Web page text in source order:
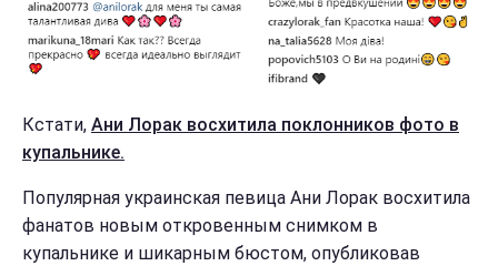
Кстати, Ани Лорак восхитила поклонников фото в
купальнике.
Популярная украинская певица Ани Лорак восхитила
фанатов новым откровенным снимком в
купальнике и шикарным бюстом, опубликовав